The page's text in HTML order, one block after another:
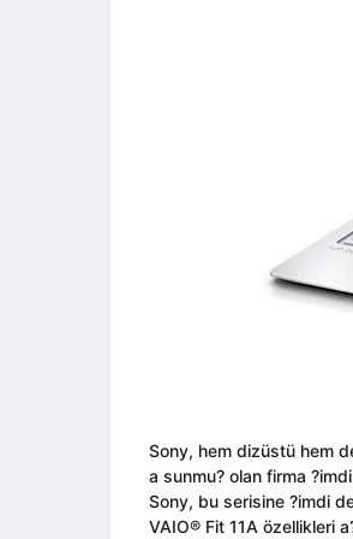
Sony, hem dizüstü hem
a sunmu? olan firma
Sony, bu serisine ?imdi
VAIO® Fit 11A özellikleri